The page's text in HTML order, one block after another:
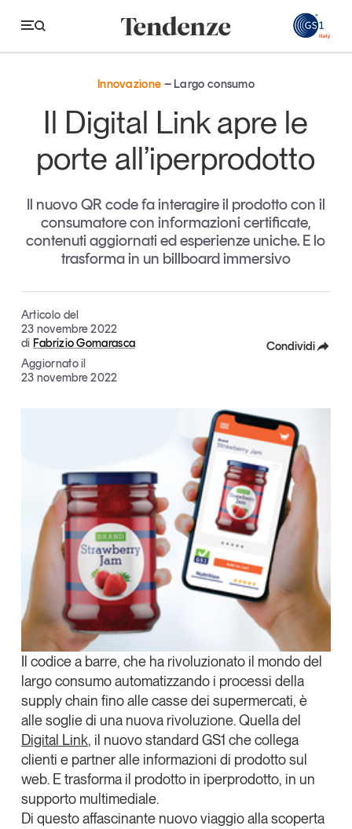
Tendenze
Economia e consumi
Innovazione
Logistica
Retail e brand
Sostenibilità
Grandi temi
Magazine
Articoli
Dossier
Comunicati stampa
Video
Podcast
Eventi e formazione
Tutti gli appuntamenti
Chi siamo
Contatti
Tendenze Journal
La nostra newsletter nella tua email
Iscriviti
Innovazione Largo consumo
Il Digital Link apre le
porte all’iperprodotto
Il nuovo QR code fa interagire il prodotto con il
consumatore con informazioni certificate,
contenuti aggiornati ed esperienze uniche. E lo
trasforma in un billboard immersivo
Articolo del
23 novembre 2022
di Fabrizio Gomarasca
Aggiornato il
23 novembre 2022
Condividi
Linkedin
Copia Link
Il codice a barre, che ha rivoluzionato il mondo del
largo consumo automatizzando i processi della
supply chain fino alle casse dei supermercati, è
alle soglie di una nuova rivoluzione. Quella del
Digital Link, il nuovo standard GS1 checollega
clienti e partner alle informazioni di prodotto sul
web. E trasforma il prodotto in iperprodotto, in un
supporto multimediale.
Di questo affascinante nuovo viaggio alla scoperta